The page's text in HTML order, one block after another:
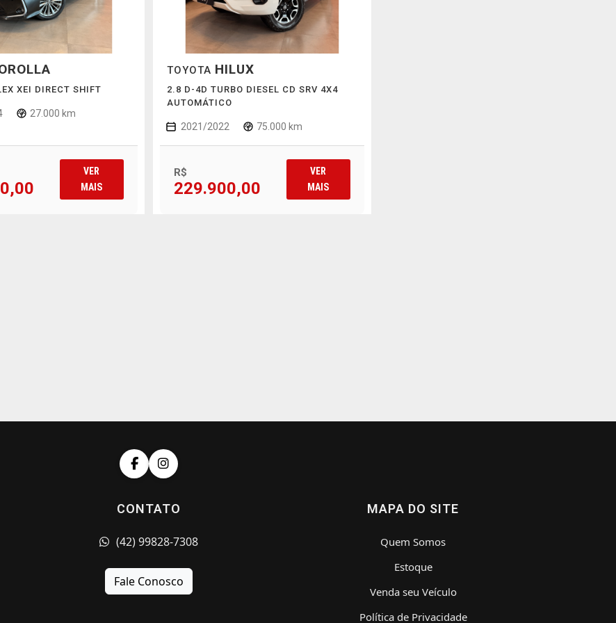
XEI DIRECT SHIFT
27.000 km
VER
MAIS
TOYOTA HILUX
2.8 D-4D TURBO DIESEL CD SRV 4X4
AUTOMÁTICO
2021/2022 75.000 km
R$
229.900,00
VER
MAIS
CONTATO
(42) 99828-7308
Fale Conosco
MAPA DO SITE
Quem Somos
Estoque
Venda seu Veículo
Política de Privacidade